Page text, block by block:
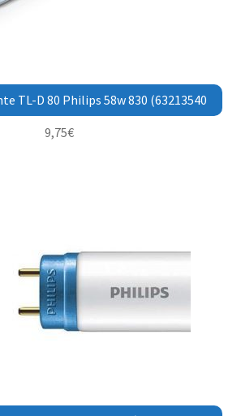
TL-D 80 Philips 58w 830 (63213540
9,75€